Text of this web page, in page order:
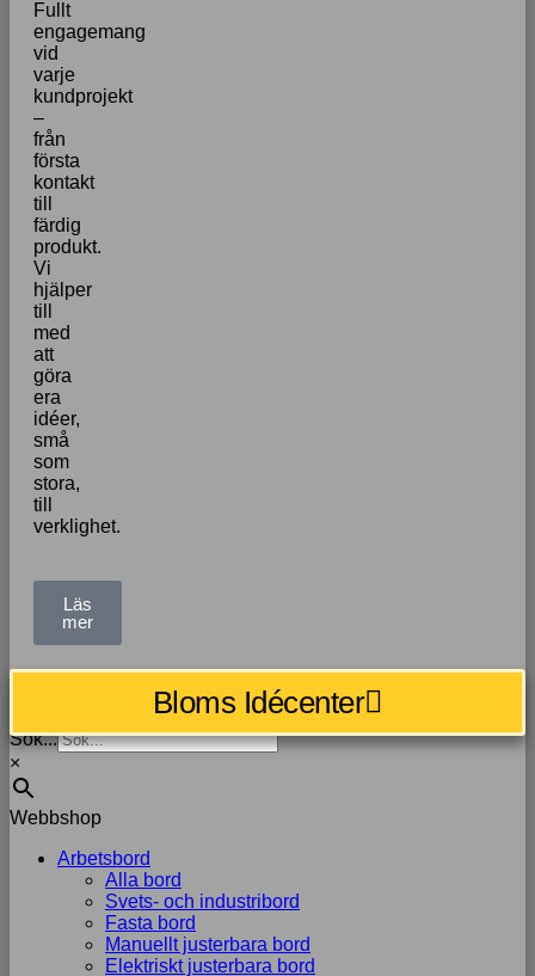
Fullt
engagemang
vid
varje
kundprojekt
–
från
första
kontakt
till
färdig
produkt.
Vi
hjälper
till
med
att
göra
era
idéer,
små
som
stora,
till
verklighet.
Läs
mer
Bloms Idécenter
Sök...
×
Webbshop
Arbetsbord
Alla bord
Svets- och industribord
Fasta bord
Manuellt justerbara bord
Elektriskt justerbara bord